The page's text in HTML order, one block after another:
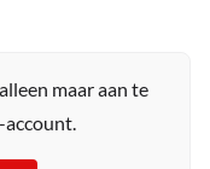
maar aan te
account.